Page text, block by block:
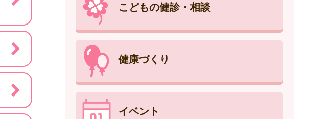
こどもの健診・相談
健康づくり
イベント